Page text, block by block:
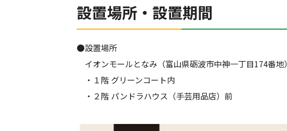
設置場所・設置期間
●設置場所
イオンモールとなみ（富山県砺波市中神一丁目174番地）
・１階 グリーンコート内
・２階 パンドラハウス（手芸用品店）前